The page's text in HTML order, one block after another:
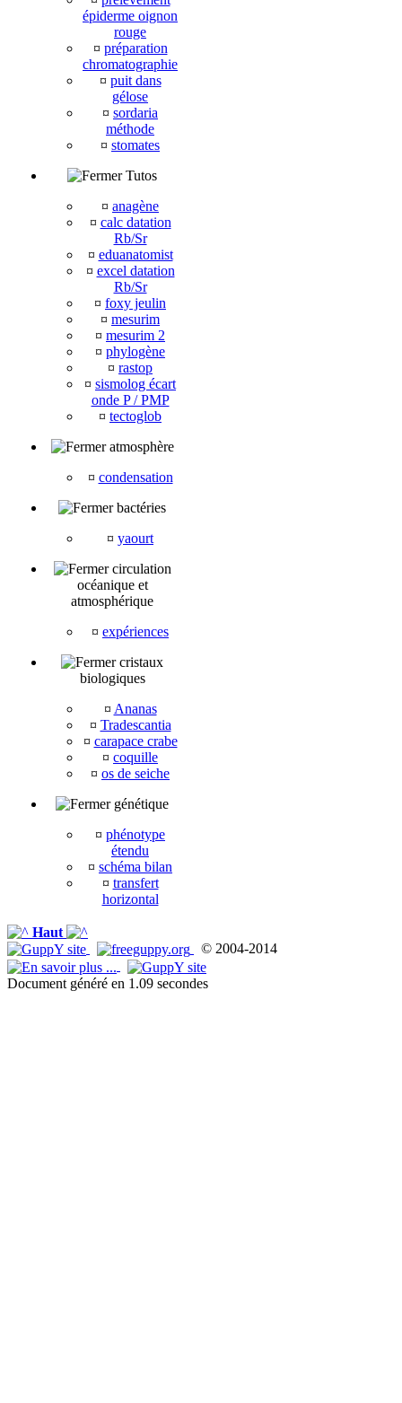
épiderme oignon
rouge
¤ préparation
chromatographie
¤ puit dans
gélose
¤ sordaria
méthode
¤ stomates
Tutos
¤ anagène
¤ calc datation
Rb/Sr
¤ eduanatomist
¤ excel datation
Rb/Sr
¤ foxy jeulin
¤ mesurim
¤ mesurim 2
¤ phylogène
¤ rastop
¤ sismolog écart
onde P / PMP
¤ tectoglob
atmosphère
¤ condensation
bactéries
¤ yaourt
circulation
océanique et
atmosphérique
¤ expériences
cristaux
biologiques
¤ Ananas
¤ Tradescantia
¤ carapace crabe
¤ coquille
¤ os de seiche
génétique
¤ phénotype
étendu
¤ schéma bilan
¤ transfert
horizontal
Haut
© 2004-2014
Document généré en 1.09 secondes